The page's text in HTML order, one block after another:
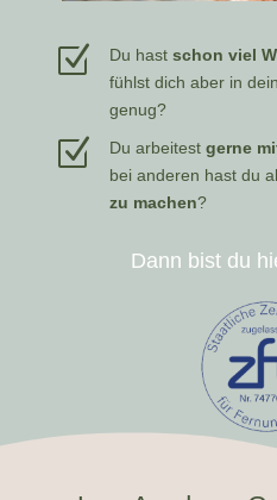
Z Du hast schon viel
fühlst dich aber in
genug?
Z Du arbeitest gerne
bei anderen hast du
zu machen?
Dann bist du